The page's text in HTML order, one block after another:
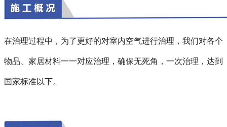
在治理过程中，为了更好的对室内空气进行治理，我们对各个
物品、家居材料一一对应治理，确保无死角，一次治理，达到
国家标准以下。